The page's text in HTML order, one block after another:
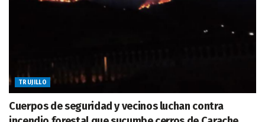
TRUJILLO
Cuerpos de seguridad y vecinos luchan contra